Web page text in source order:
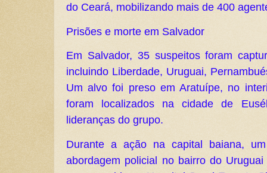
do Ceará, mobilizando mais de 400
Prisões e morte em Salvador
Em Salvador, 35 suspeitos foram
incluindo Liberdade, Uruguai,
Um alvo foi preso em Aratuípe, no
foram localizados na cidade de
lideranças do grupo.
Durante a ação na capital baiana,
abordagem policial no bairro do